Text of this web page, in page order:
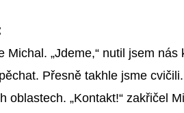
Michal. „Jdeme,“ nutil jsem nás
Přesně takhle jsme cvičili.
oblastech. „Kontakt!“ zakřičel